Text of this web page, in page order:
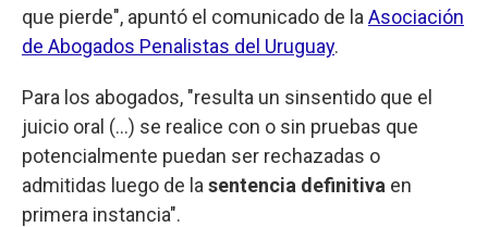
que pierde", apuntó el comunicado de la Asociación
de Abogados Penalistas del Uruguay.
Para los abogados, "resulta un sinsentido que el
juicio oral (...) se realice con o sin pruebas que
potencialmente puedan ser rechazadas o
admitidas luego de la sentencia definitiva en
primera instancia".